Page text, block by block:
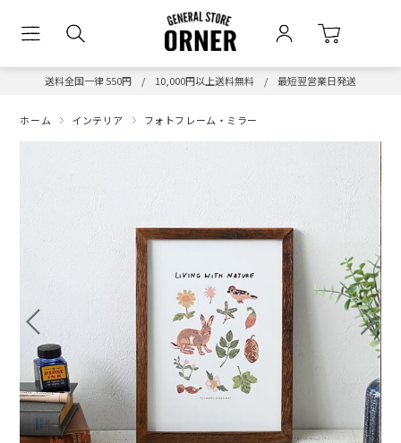
送料全国一律 550円 / 10,000円以上送料無料 / 最短翌営業日発送
ホーム インテリア フォトフレーム・ミラー